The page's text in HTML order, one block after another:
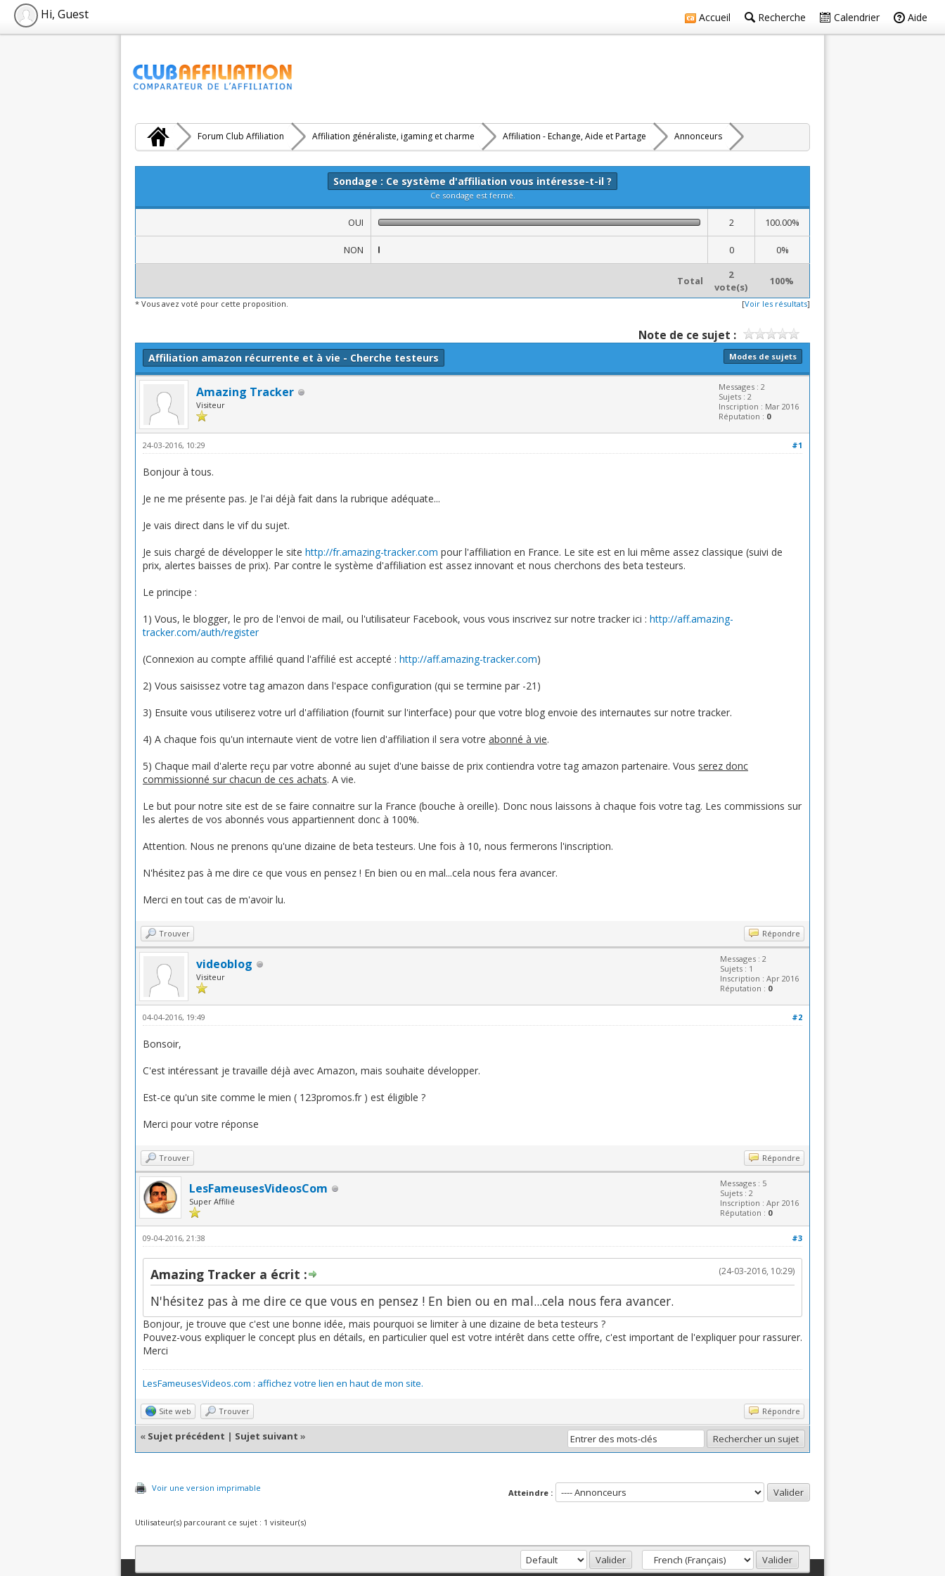
Accueil Recherche Calendrier Aide
Hi, Guest
Forum Club Affiliation Affiliation généraliste, igaming et charme Affiliation - Echange, Aide et Partage Annonceurs
Sondage : Ce système d'affiliation vous intéresse-t-il ?
Ce sondage est fermé.
OUI 2 100.00%
NON 0 0%
Total
2
vote(s)
100%
* Vous avez voté pour cette proposition. [Voir les résultats]
Note de ce sujet :
Modes de sujets
Affiliation amazon récurrente et à vie - Cherche testeurs
Amazing Tracker
Visiteur
Messages : 2
Sujets : 2
Inscription : Mar 2016
Réputation : 0
#1
24-03-2016, 10:29
Bonjour à tous.
Je ne me présente pas. Je l'ai déjà fait dans la rubrique adéquate...
Je vais direct dans le vif du sujet.
Je suis chargé de développer le site http://fr.amazing-tracker.com pour l'affiliation en France. Le site est en lui même assez classique (suivi de
prix, alertes baisses de prix). Par contre le système d'affiliation est assez innovant et nous cherchons des beta testeurs.
Le principe :
1) Vous, le blogger, le pro de l'envoi de mail, ou l'utilisateur Facebook, vous vous inscrivez sur notre tracker ici : http://aff.amazing-
tracker.com/auth/register
(Connexion au compte affilié quand l'affilié est accepté : http://aff.amazing-tracker.com)
2) Vous saisissez votre tag amazon dans l'espace configuration (qui se termine par -21)
3) Ensuite vous utiliserez votre url d'affiliation (fournit sur l'interface) pour que votre blog envoie des internautes sur notre tracker.
4) A chaque fois qu'un internaute vient de votre lien d'affiliation il sera votre abonné à vie.
5) Chaque mail d'alerte reçu par votre abonné au sujet d'une baisse de prix contiendra votre tag amazon partenaire. Vous serez donc
commissionné sur chacun de ces achats. A vie.
Le but pour notre site est de se faire connaitre sur la France (bouche à oreille). Donc nous laissons à chaque fois votre tag. Les commissions sur
les alertes de vos abonnés vous appartiennent donc à 100%.
Attention. Nous ne prenons qu'une dizaine de beta testeurs. Une fois à 10, nous fermerons l'inscription.
N'hésitez pas à me dire ce que vous en pensez ! En bien ou en mal...cela nous fera avancer.
Merci en tout cas de m'avoir lu.
Trouver Répondre
videoblog
Visiteur
Messages : 2
Sujets : 1
Inscription : Apr 2016
Réputation : 0
#2
04-04-2016, 19:49
Bonsoir,
C'est intéressant je travaille déjà avec Amazon, mais souhaite développer.
Est-ce qu'un site comme le mien ( 123promos.fr ) est éligible ?
Merci pour votre réponse
Trouver Répondre
LesFameusesVideosCom
Super Affilié
Messages : 5
Sujets : 2
Inscription : Apr 2016
Réputation : 0
#3
09-04-2016, 21:38
(24-03-2016, 10:29)
Amazing Tracker a écrit :
N'hésitez pas à me dire ce que vous en pensez ! En bien ou en mal...cela nous fera avancer.
Bonjour, je trouve que c'est une bonne idée, mais pourquoi se limiter à une dizaine de beta testeurs ?
Pouvez-vous expliquer le concept plus en détails, en particulier quel est votre intérêt dans cette offre, c'est important de l'expliquer pour rassurer.
Merci
LesFameusesVideos.com : affichez votre lien en haut de mon site.
Site web Trouver Répondre
« Sujet précédent | Sujet suivant »
Voir une version imprimable Atteindre :
Utilisateur(s) parcourant ce sujet : 1 visiteur(s)